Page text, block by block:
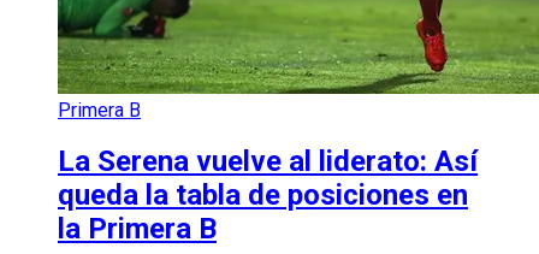
Primera B
La Serena vuelve al liderato: Así
queda la tabla de posiciones en
la Primera B